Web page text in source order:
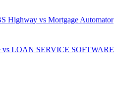
Highway vs Mortgage Automator
vs LOAN SERVICE SOFTWARE